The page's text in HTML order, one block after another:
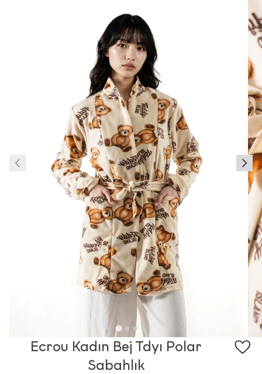
Ecrou Kadın Bej Tdyı Polar
Sabahlık